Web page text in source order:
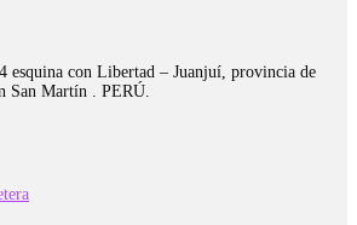
esquina con Libertad – Juanjuí, provincia de
San Martín . PERÚ.